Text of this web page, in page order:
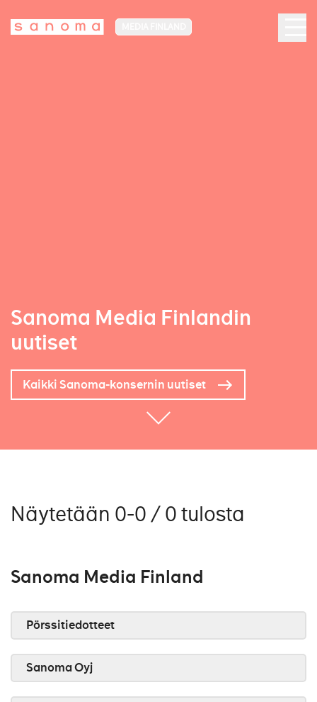
Sanoma Media Finlandin
uutiset
Kaikki Sanoma-konsernin uutiset
Näytetään 0-0 / 0 tulosta
Sanoma Media Finland
Pörssitiedotteet
Sanoma Oyj